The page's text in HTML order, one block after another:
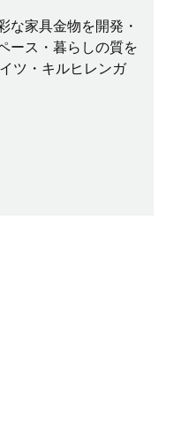
家具金物を開発・
ース・暮らしの質を
ツ・キルヒレンガ